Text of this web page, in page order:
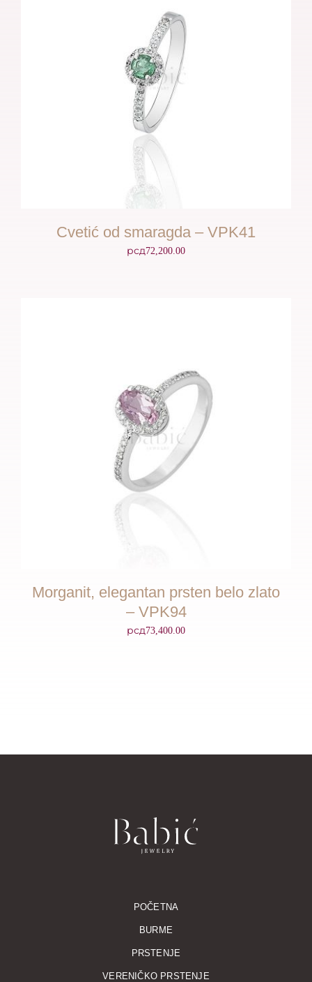
Cvetić od smaragda – VPK41
рсд72,200.00
Morganit, elegantan prsten belo zlato
– VPK94
рсд73,400.00
POČETNA
BURME
PRSTENJE
VERENIČKO PRSTENJE